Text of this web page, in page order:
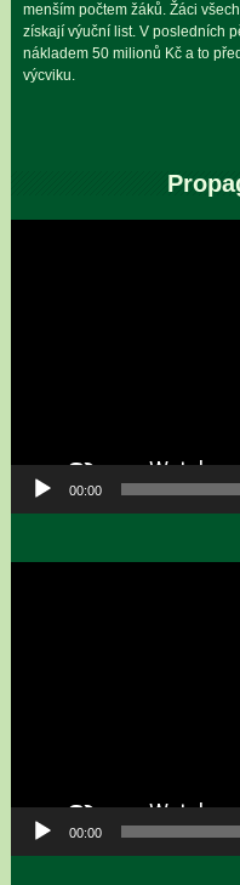
menším počtem žáků. Žáci
získají výuční list. V posledních
nákladem 50 milionů Kč a to
výcviku.
00:00
00:00